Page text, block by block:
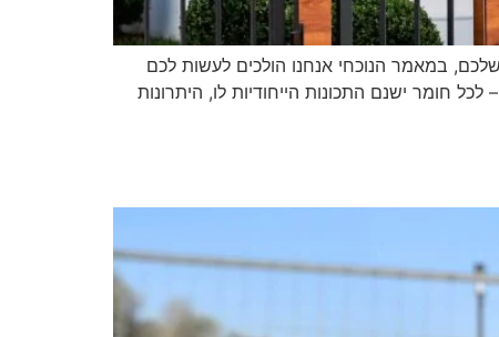
במאמר הנוכחי אנחנו הולכים לעשות לכם
חומר ישנם התכונות הייחודיות לו, היתרונות